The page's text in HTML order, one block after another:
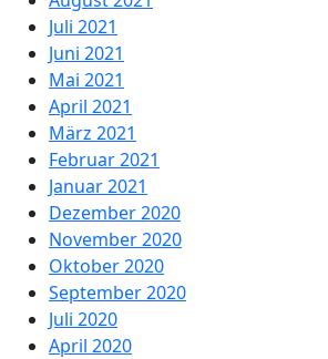
Juli 2021
Juni 2021
Mai 2021
April 2021
März 2021
Februar 2021
Januar 2021
Dezember 2020
November 2020
Oktober 2020
September 2020
Juli 2020
April 2020